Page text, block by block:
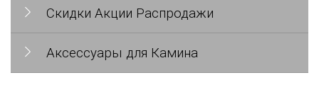
Скидки Акции Распродажи
Аксессуары для Камина